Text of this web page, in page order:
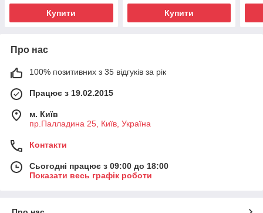
Купити Купити
Про нас
100% позитивних з 35 відгуків за рік
Працює з 19.02.2015
м. Київ
пр.Палладина 25, Київ, Україна
Контакти
Сьогодні працює з 09:00 до 18:00
Показати весь графік роботи